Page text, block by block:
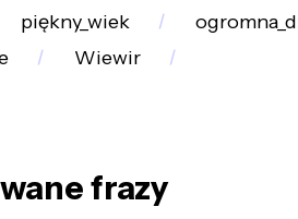
piękny_wiek
Wiewir
frazy